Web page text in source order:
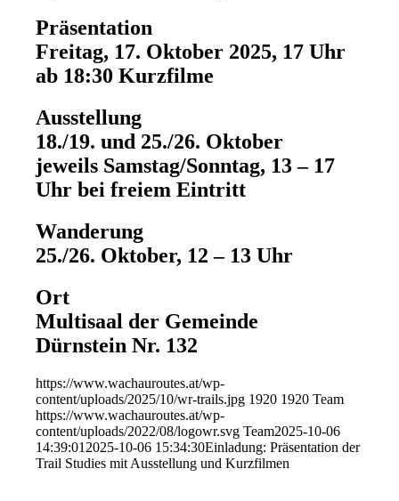
Präsentation
Freitag, 17. Oktober 2025, 17 Uhr
ab 18:30 Kurzfilme
Ausstellung
18./19. und 25./26. Oktober
jeweils Samstag/Sonntag, 13 – 17
Uhr bei freiem Eintritt
Wanderung
25./26. Oktober, 12 – 13 Uhr
Ort
Multisaal der Gemeinde
Dürnstein Nr. 132
https://www.wachauroutes.at/wp-
content/uploads/2025/10/wr-trails.jpg 1920 1920 Team
https://www.wachauroutes.at/wp-
content/uploads/2022/08/logowr.svg Team2025-10-06
14:39:01 2025-10-06 15:34:30Einladung: Präsentation der
Trail Studies mit Ausstellung und Kurzfilmen